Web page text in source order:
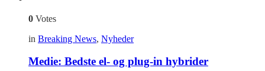
0 Votes
in Breaking News, Nyheder
Medie: Bedste el- og plug-in hybrider